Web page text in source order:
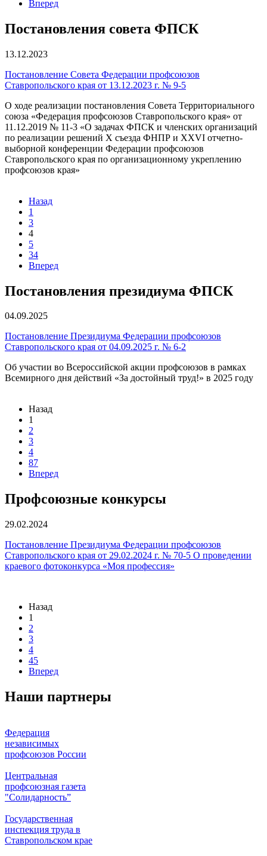
Вперед
Постановления совета ФПСК
13.12.2023
Постановление Совета Федерации профсоюзов
Ставропольского края от 13.12.2023 г. № 9-5
О ходе реализации постановления Совета Территориального
союза «Федерация профсоюзов Ставропольского края» от
11.12.2019 № 11-3 «О задачах ФПСК и членских организаций
по реализации решений X съезда ФНПР и XXVI отчетно-
выборной конференции Федерации профсоюзов
Ставропольского края по организационному укреплению
профсоюзов края»
Назад
1
3
4
5
34
Вперед
Постановления президиума ФПСК
04.09.2025
Постановление Президиума Федерации профсоюзов
Ставропольского края от 04.09.2025 г. № 6-2
Об участии во Всероссийской акции профсоюзов в рамках
Всемирного дня действий «За достойный труд!» в 2025 году
Назад
1
2
3
4
87
Вперед
Профсоюзные конкурсы
29.02.2024
Постановление Президиума Федерации профсоюзов
Ставропольского края от 29.02.2024 г. № 70-5 О проведении
краевого фотоконкурса «Моя профессия»
Назад
1
2
3
4
45
Вперед
Наши партнеры
Федерация
независимых
профсоюзов России
Центральная
профсоюзная газета
"Солидарность”
Государственная
инспекция труда в
Ставропольском крае